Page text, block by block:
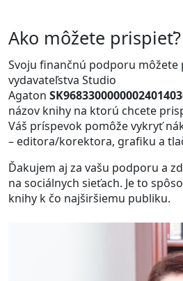
Ako môžete prispieť?
Svoju finančnú podporu
vydavateľstva Studio
Agaton
názov knihy na ktorú chcete
Váš príspevok pomôže vykryť
– editora/korektora, grafiku a
Ďakujem aj za vašu podporu a
na sociálnych sieťach. Je to
knihy k čo najširšiemu publiku.